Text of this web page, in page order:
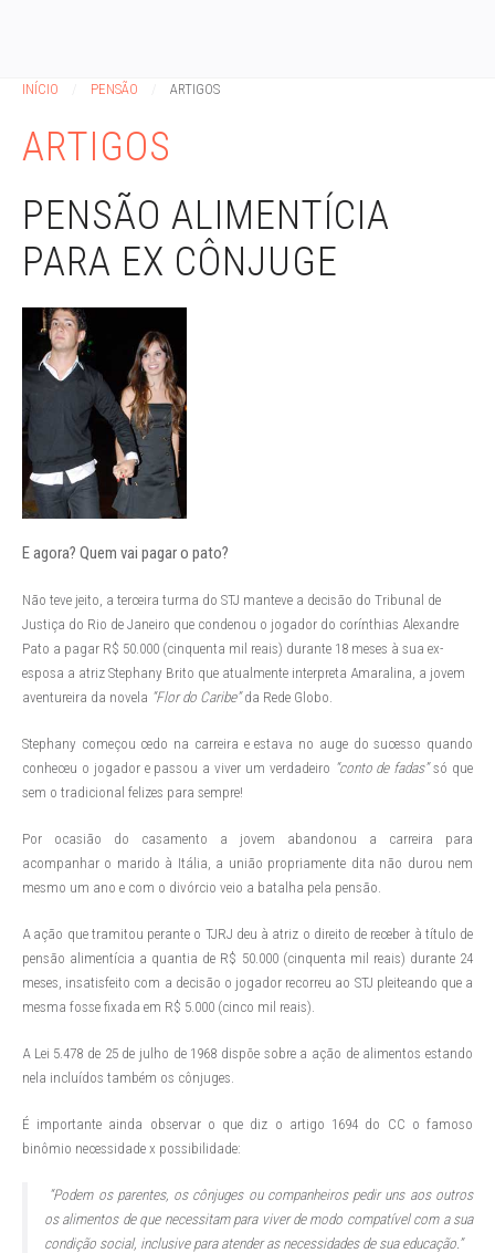
INÍCIO PENSÃO ARTIGOS
ARTIGOS
PENSÃO ALIMENTÍCIA
PARA EX CÔNJUGE
E agora? Quem vai pagar o pato?
Não teve jeito, a terceira turma do STJ manteve a decisão do Tribunal de
Justiça do Rio de Janeiro que condenou o jogador do corínthias Alexandre
Pato a pagar R$ 50.000 (cinquenta mil reais) durante 18 meses à sua ex-
esposa a atriz Stephany Brito que atualmente interpreta Amaralina, a jovem
aventureira da novela “Flor do Caribe”da Rede Globo.
Stephany começou cedo na carreira e estava no auge do sucesso quando
conheceu o jogador e passou a viver um verdadeiro “conto de fadas”só que
sem o tradicional felizes para sempre!
Por ocasião do casamento a jovem abandonou a carreira para
acompanhar o marido à Itália, a união propriamente dita não durou nem
mesmo um ano e com o divórcio veio a batalha pela pensão.
A ação que tramitou perante o TJRJ deu à atriz o direito de receber à título de
pensão alimentícia a quantia de R$ 50.000 (cinquenta mil reais) durante 24
meses, insatisfeito com a decisão o jogador recorreu ao STJ pleiteando que a
mesma fosse fixada em R$ 5.000 (cinco mil reais).
A Lei 5.478 de 25 de julho de 1968 dispõe sobre a ação de alimentos estando
nela incluídos também os cônjuges.
É importante ainda observar o que diz o artigo 1694 do CC o famoso
binômio necessidade x possibilidade:
“Podem os parentes, os cônjuges ou companheiros pedir uns aos outros
os alimentos de que necessitam para viver de modo compatível com a sua
condição social, inclusive para atender as necessidades de sua educação.”